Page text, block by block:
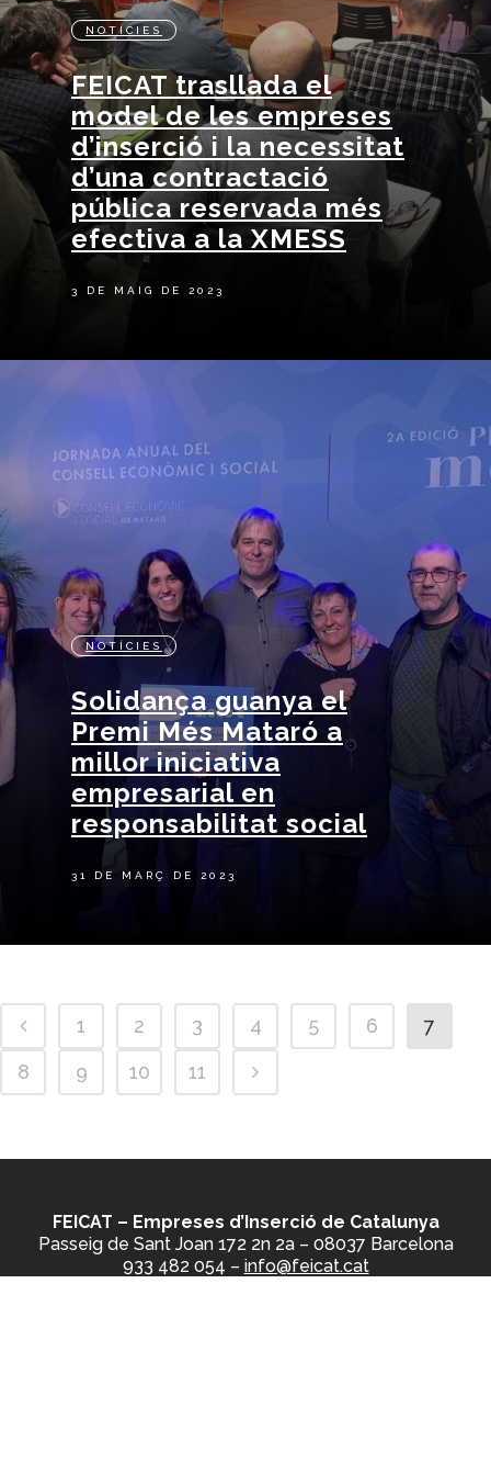
NOTÍCIES
FEICAT trasllada el
model de les empreses
d’inserció i la necessitat
d’una contractació
pública reservada més
efectiva a la XMESS
3 DE MAIG DE 2023
NOTÍCIES
Solidança guanya el
Premi Més Mataró a
millor iniciativa
empresarial en
responsabilitat social
31 DE MARÇ DE 2023
1 2 3 4 5 6
7
8
9 10 11
FEICAT – Empreses d’Inserció de Catalunya
Passeig de Sant Joan 172 2n 2a – 08037 Barcelona
933 482 054 – info@feicat.cat